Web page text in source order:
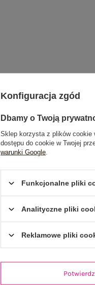
Konfiguracja zgód
Dbamy o Twoją
Sklep korzysta z plików cookie
dostępu do cookie w Twojej
warunki Google
Funkcjonalne pliki
Analityczne pliki
Reklamowe pliki